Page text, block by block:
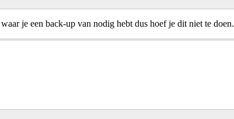
je een back-up van nodig hebt dus hoef je dit niet te doen.